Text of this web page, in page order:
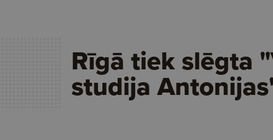
Rīgā tiek slēgta
studija